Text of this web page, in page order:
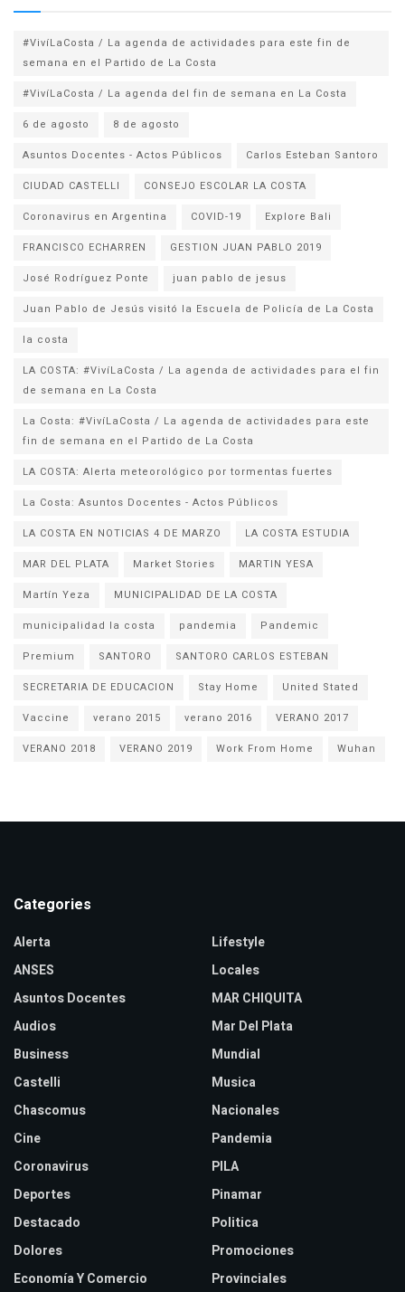
#VivíLaCosta / La agenda de actividades para este fin de
semana en el Partido de La Costa
#VivíLaCosta / La agenda del fin de semana en La Costa
6 de agosto
8 de agosto
Asuntos Docentes - Actos Públicos
Carlos Esteban Santoro
CIUDAD CASTELLI
CONSEJO ESCOLAR LA COSTA
Coronavirus en Argentina
COVID-19
Explore Bali
FRANCISCO ECHARREN
GESTION JUAN PABLO 2019
José Rodríguez Ponte
juan pablo de jesus
la costa
LA COSTA: #VivíLaCosta / La agenda de actividades para el fin
de semana en La Costa
La Costa: #VivíLaCosta / La agenda de actividades para este
fin de semana en el Partido de La Costa
LA COSTA: Alerta meteorológico por tormentas fuertes
La Costa: Asuntos Docentes - Actos Públicos
LA COSTA EN NOTICIAS 4 DE MARZO
LA COSTA ESTUDIA
MAR DEL PLATA
Market Stories
MARTIN YESA
Martín Yeza
MUNICIPALIDAD DE LA COSTA
municipalidad la costa
pandemia
Pandemic
Premium
SANTORO
SANTORO CARLOS ESTEBAN
SECRETARIA DE EDUCACION
Stay Home
United Stated
Vaccine
verano 2015 verano 2016
VERANO 2017
VERANO 2018
VERANO 2019 Work From Home Wuhan
Categories
Alerta
ANSES
Asuntos Docentes
Audios
Business
Castelli
Chascomus
Cine
Coronavirus
Deportes
Destacado
Dolores
Economía Y Comercio
Lifestyle
Locales
MAR CHIQUITA
Mar Del Plata
Mundial
Musica
Nacionales
Pandemia
PILA
Pinamar
Politica
Promociones
Provinciales